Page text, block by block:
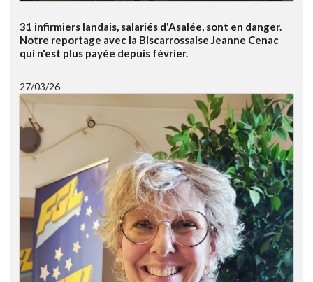
31 infirmiers landais, salariés d'Asalée, sont en danger.
Notre reportage avec la Biscarrossaise Jeanne Cenac
qui n'est plus payée depuis février.
27/03/26